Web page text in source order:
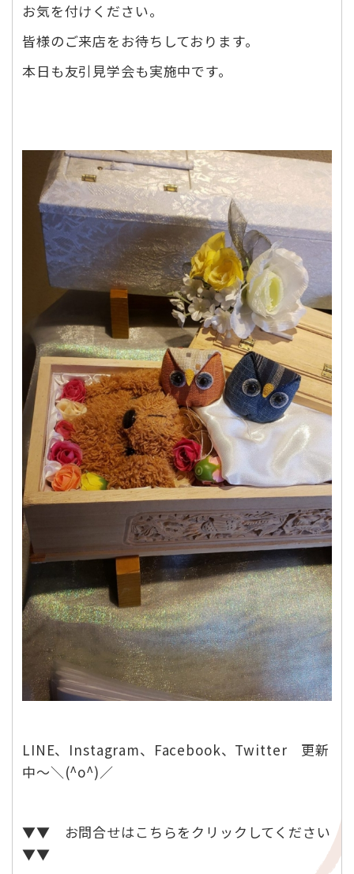
お気を付けください。
皆様のご来店をお待ちしております。
本日も友引見学会も実施中です。
LINE、Instagram、Facebook、Twitter 更新
中～＼(^o^)／
▼▼ お問合せはこちらをクリックしてください
▼▼